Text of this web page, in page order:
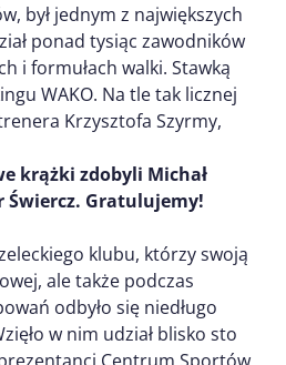
był jednym z największych
ponad tysiąc zawodników
i formułach walki. Stawką
WAKO. Na tle tak licznej
Krzysztofa Szyrmy,
krążki zdobyli Michał
Świercz. Gratulujemy!
klubu, którzy swoją
ale także podczas
odbyło się niedługo
w nim udział blisko sto